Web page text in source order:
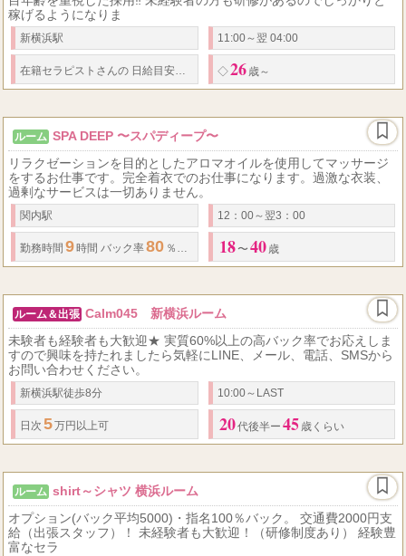
稼げるようになりま
新横浜駅 11:00～翌 04:00
在籍セラピストさんの 日給 目安は 30,000円〜 60,000
◇26 歳～
ルーム SPA DEEP 〜スパディープ〜
リラクゼーションを目的としたアロマオイルを使用してマッサージ
をするお仕事です。完全着衣でのお仕事になります。過激な衣装、
過剰なサービスは一切ありません。
関内駅 12：00～翌3：00
勤務時間 9 時間 バック率80 ％最高基準 在籍女性平均 18 〜 40 歳
ルーム＆出張 Calm045 新横浜ルーム
未験者も経験者も大歓迎★ 実質60%以上の高バック率でお応えしま
すので興味を持たれましたら気軽にLINE、メール、電話、SMSから
お問い合わせください。
新横浜駅徒歩8分 10:00～LAST
日次 5万円以上可 20代後半ー 45 歳くらい
ルーム shirt～シャツ 横浜ルーム
オプション(バック平均5000)・指名100％バック。 交通費2000円支
給（出張スタッフ）！ 未経験者も大歓迎！（研修制度あり） 経験豊
富なセラ